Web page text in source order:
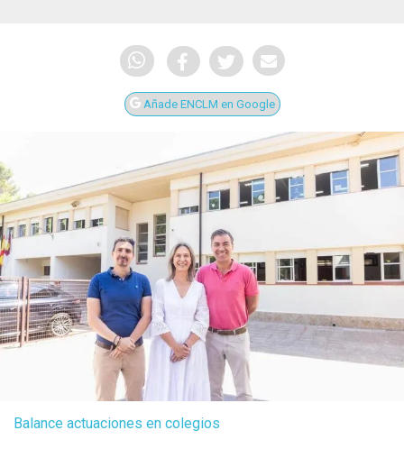
Añade ENCLM en Google
Balance actuaciones en colegios